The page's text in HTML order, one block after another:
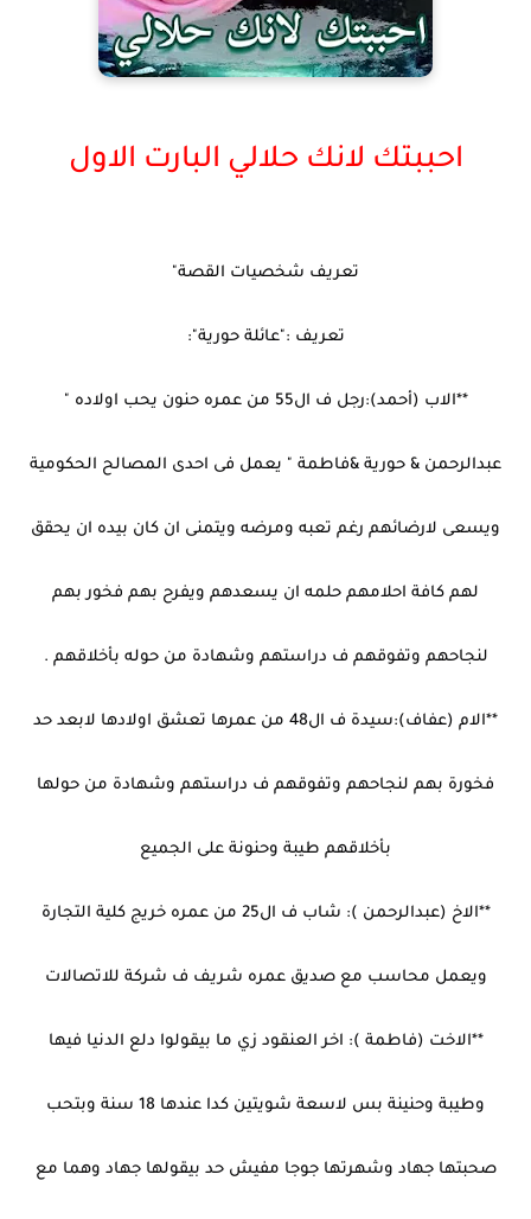
احببتك لانك حلالي البارت الاول
تعريف شخصيات القصة"
تعريف :"عائلة حورية":
**الاب (أحمد):رجل ف ال55 من عمره حنون يحب اولاده "
عبدالرحمن & حورية &فاطمة " يعمل فى احدى المصالح الحكومية
ويسعى لارضائهم رغم تعبه ومرضه ويتمنى ان كان بيده ان يحقق
لهم كافة احلامهم حلمه ان يسعدهم ويفرح بهم فخور بهم
لنجاحهم وتفوقهم ف دراستهم وشهادة من حوله بأخلاقهم .
**الام (عفاف):سيدة ف ال48 من عمرها تعشق اولادها لابعد حد
فخورة بهم لنجاحهم وتفوقهم ف دراستهم وشهادة من حولها
بأخلاقهم طيبة وحنونة على الجميع
**الاخ (عبدالرحمن ): شاب ف ال25 من عمره خريج كلية التجارة
ويعمل محاسب مع صديق عمره شريف ف شركة للاتصالات
**الاخت (فاطمة ): اخر العنقود زي ما بيقولوا دلع الدنيا فيها
وطيبة وحنينة بس لاسعة شويتين كدا عندها 18 سنة وبتحب
صحبتها جهاد وشهرتها جوجا مفيش حد بيقولها جهاد وهما مع